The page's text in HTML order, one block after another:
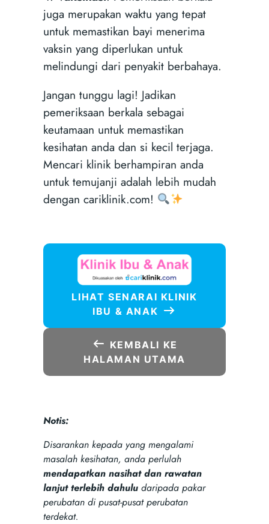
juga merupakan waktu yang tepat
untuk memastikan bayi menerima
vaksin yang diperlukan untuk
melindungi dari penyakit berbahaya.
Jangan tunggu lagi! Jadikan
pemeriksaan berkala sebagai
keutamaan untuk memastikan
kesihatan anda dan si kecil terjaga.
Mencari klinik berhampiran anda
untuk temujanji adalah lebih mudah
dengan cariklinik.com!
LIHAT SENARAI KLINIK
IBU & ANAK
KEMBALI KE
HALAMAN UTAMA
Notis:
Disarankan kepada yang mengalami
masalah kesihatan, anda perlulah
mendapatkan nasihat dan rawatan
lanjut terlebih dahuludaripada pakar
perubatan di pusat-pusat perubatan
terdekat.